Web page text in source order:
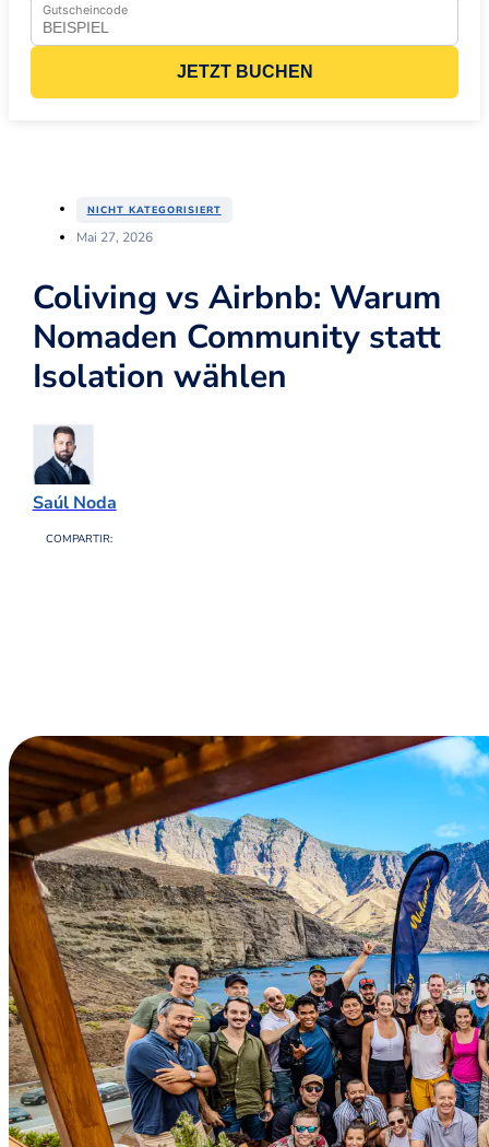
Gutscheincode
JETZT BUCHEN
NICHT KATEGORISIERT
Mai 27, 2026
Coliving vs Airbnb: Warum
Nomaden Community statt
Isolation wählen
Saúl Noda
COMPARTIR: